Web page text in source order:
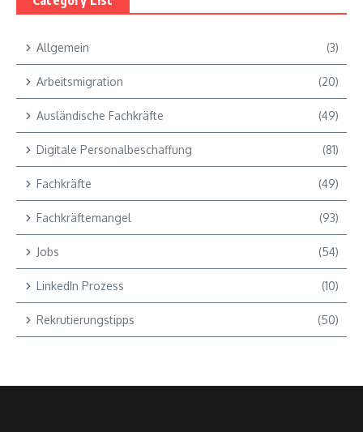
Allgemein (3)
Arbeitsmigration (20)
Ausländische Fachkräfte (49)
Digitale Personalbeschaffung (81)
Fachkräfte (49)
Fachkräftemangel (93)
Jobs (54)
LinkedIn Prozess (10)
Rekrutierungstipps (50)